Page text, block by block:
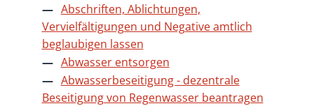
Abschriften, Ablichtungen,
Vervielfältigungen und Negative amtlich
beglaubigen lassen
Abwasser entsorgen
Abwasserbeseitigung - dezentrale
Beseitigung von Regenwasser beantragen